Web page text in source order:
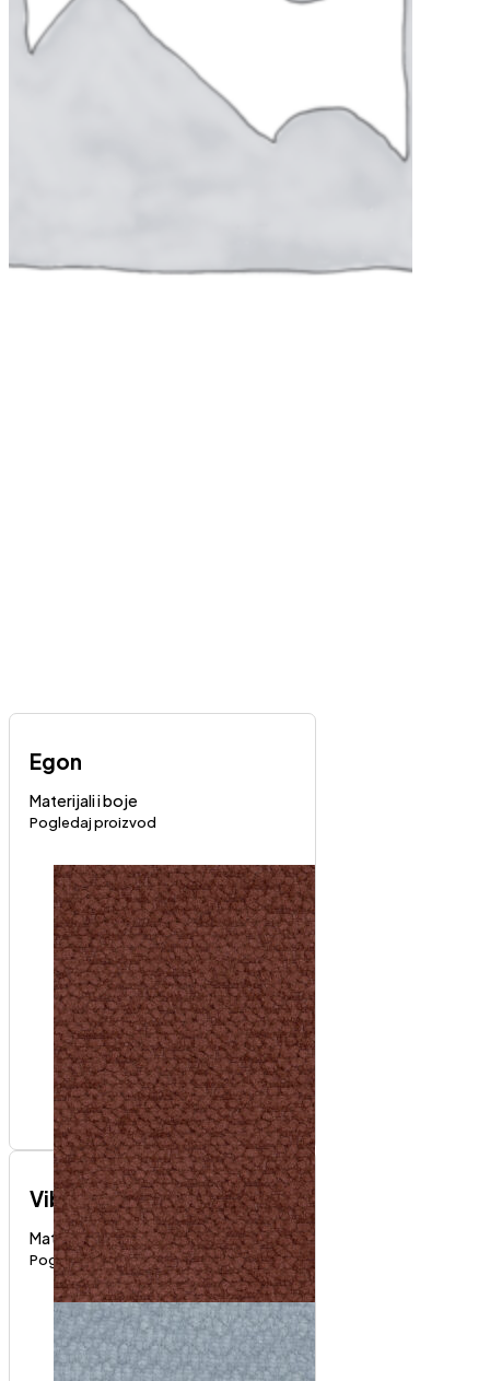
Egon
Materijali i boje
Pogledaj proizvod
Vibe
Materijali i boje
Pogledaj proizvod